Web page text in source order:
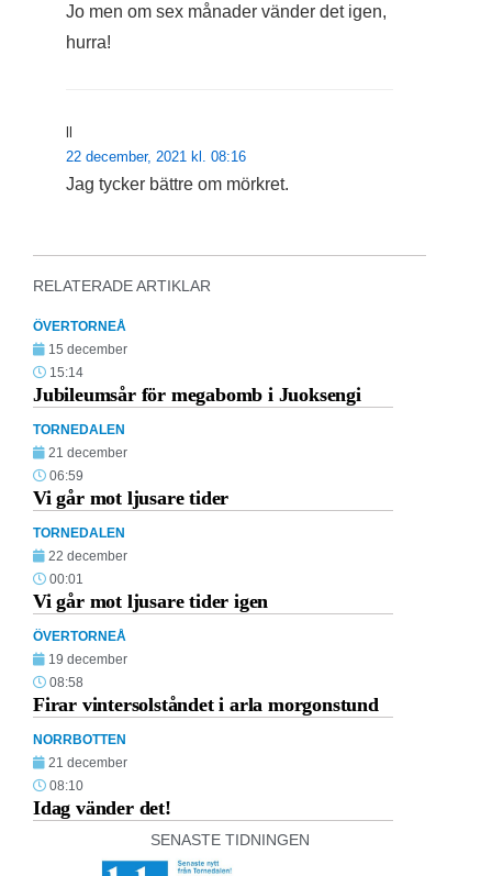
Jo men om sex månader vänder det igen,
hurra!
ll
22 december, 2021 kl. 08:16
Jag tycker bättre om mörkret.
RELATERADE ARTIKLAR
ÖVERTORNEÅ
15 december
15:14
Jubileumsår för megabomb i Juoksengi
TORNEDALEN
21 december
06:59
Vi går mot ljusare tider
TORNEDALEN
22 december
00:01
Vi går mot ljusare tider igen
ÖVERTORNEÅ
19 december
08:58
Firar vintersolståndet i arla morgonstund
NORRBOTTEN
21 december
08:10
Idag vänder det!
SENASTE TIDNINGEN